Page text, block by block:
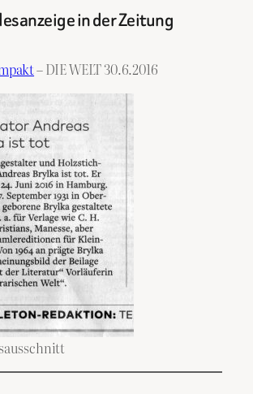
in der Zeitung
– DIE WELT 30.6.2016